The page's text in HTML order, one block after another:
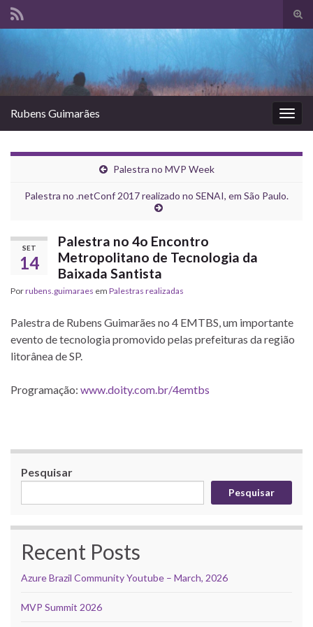
Rubens Guimarães
Palestra no MVP Week
Palestra no .netConf 2017 realizado no SENAI, em São Paulo.
SET
14
Palestra no 4o Encontro
Metropolitano de Tecnologia da
Baixada Santista
Porrubens.guimaraes em Palestras realizadas
Palestra de Rubens Guimarães no 4 EMTBS, um importante
evento de tecnologia promovido pelas prefeituras da região
litorânea de SP.
Programação: www.doity.com.br/4emtbs
Pesquisar
Pesquisar
Recent Posts
Azure Brazil Community Youtube – March, 2026
MVP Summit 2026